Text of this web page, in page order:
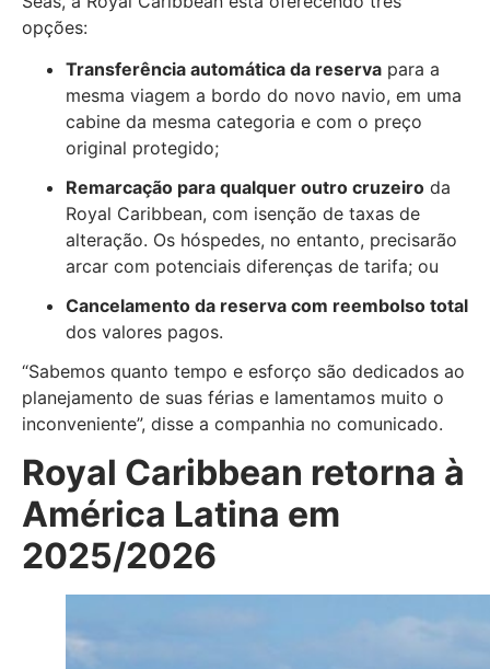
opções:
Transferência automática da reserva para a
mesma viagem a bordo do novo navio, em uma
cabine da mesma categoria e com o preço
original protegido;
Remarcação para qualquer outro cruzeiro da
Royal Caribbean, com isenção de taxas de
alteração. Os hóspedes, no entanto, precisarão
arcar com potenciais diferenças de tarifa; ou
Cancelamento da reserva com reembolso total
dos valores pagos.
“Sabemos quanto tempo e esforço são dedicados ao
planejamento de suas férias e lamentamos muito o
inconveniente”, disse a companhia no comunicado.
Royal Caribbean retorna à
América Latina em
2025/2026